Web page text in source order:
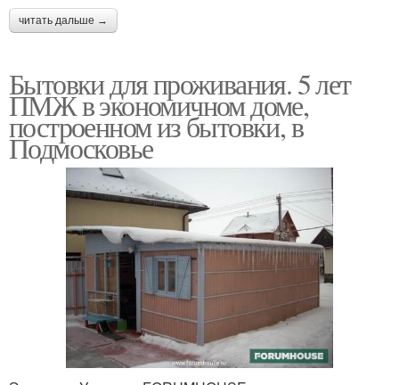
читать дальше →
Бытовки для проживания. 5 лет
ПМЖ в экономичном доме,
построенном из бытовки, в
Подмосковье